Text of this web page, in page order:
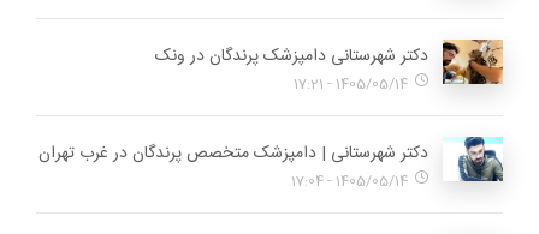
دکتر شهرستانی دامپزشک پرندگان در ونک
1405/05/14 - 17:21
دکتر شهرستانی | دامپزشک متخصص پرندگان در غرب تهران
1405/05/14 - 17:04